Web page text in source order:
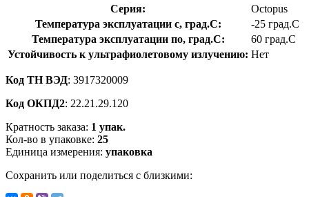
Серия:
Octopus
Температура эксплуатации с, град.C:
-25 град.C
Температура эксплуатации по, град.C:
60 град.C
Устойчивость к ультрафиолетовому излучению: Нет
Код ТН ВЭД: 3917320009
Код ОКПД2: 22.21.29.120
Кратность заказа: 1 упак.
Кол-во в упаковке: 25
Единица измерения: упаковка
Сохранить или поделиться с близкими: